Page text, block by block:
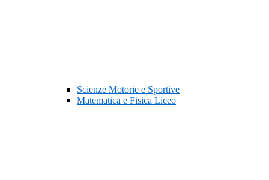
Scienze Motorie e Sportive
Matematica e Fisica Liceo